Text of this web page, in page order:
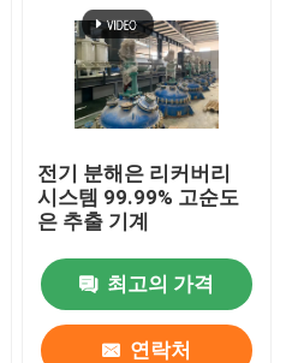
전기 분해은 리커버리
시스템 99.99% 고순도
은 추출 기계
최고의 가격
연락처